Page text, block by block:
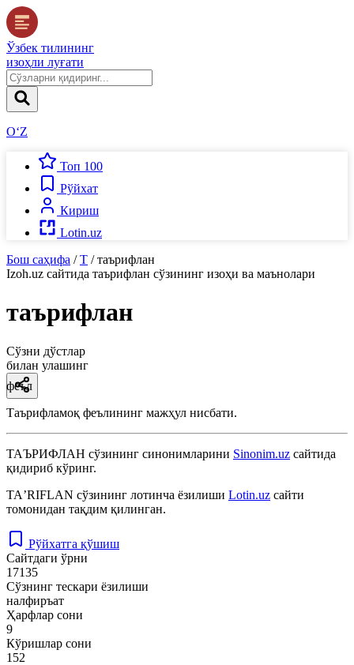
Ўзбек тилининг
изоҳли луғати
O‘Z
Топ 100
Рўйхат
Кириш
Lotin.uz
Бош саҳифа / Т / таърифлан
Izoh.uz сайтида таърифлан сўзининг изоҳи ва маънолари
таърифлан
Сўзни дўстлар
билан улашинг
феъл
Таърифламоқ феълининг мажҳул нисбати.
ТАЪРИФЛАН сўзининг синонимларини Sinonim.uz сайтида
қидириб кўринг.
TAʼRIFLAN сўзининг лотинча ёзилиши Lotin.uz сайти
томонидан тақдим қилинган.
Рўйхатга қўшиш
Сайтдаги ўрни
17135
Сўзнинг тескари ёзилиши
налфиръат
Ҳарфлар сони
9
Кўришлар сони
152